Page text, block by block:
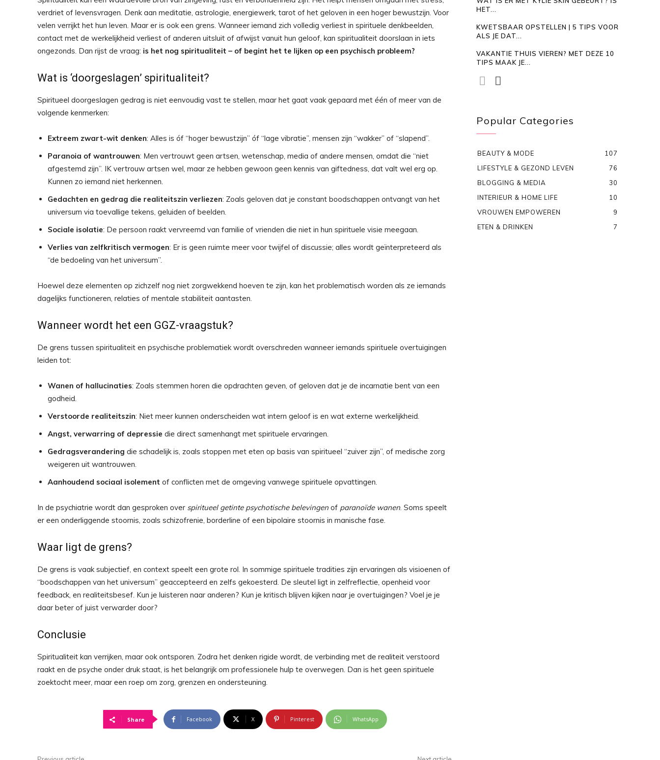
verdriet of levensvragen. Denk aan meditatie, astrologie, energiewerk, tarot of het geloven in een hoger bewustzijn. Voor
velen verrijkt het hun leven. Maar er is ook een grens. Wanneer iemand zich volledig verliest in spirituele denkbeelden,
contact met de werkelijkheid verliest of anderen uitsluit of afwijst vanuit hun geloof, kan spiritualiteit doorslaan in iets
ongezonds. Dan rijst de vraag: is het nog spiritualiteit – of begint het te lijken op een psychisch probleem?
Wat is ‘doorgeslagen’ spiritualiteit?
Spiritueel doorgeslagen gedrag is niet eenvoudig vast te stellen, maar het gaat vaak gepaard met één of meer van de
volgende kenmerken:
Extreem zwart-wit denken: Alles is óf “hoger bewustzijn” óf “lage vibratie”, mensen zijn “wakker” of “slapend”.
Paranoia of wantrouwen: Men vertrouwt geen artsen, wetenschap, media of andere mensen, omdat die “niet
afgestemd zijn”. IK vertrouw artsen wel, maar ze hebben gewoon geen kennis van giftedness, dat valt wel erg op.
Kunnen zo iemand niet herkennen.
Gedachten en gedrag die realiteitszin verliezen: Zoals geloven dat je constant boodschappen ontvangt van het
universum via toevallige tekens, geluiden of beelden.
Sociale isolatie: De persoon raakt vervreemd van familie of vrienden die niet in hun spirituele visie meegaan.
Verlies van zelfkritisch vermogen: Er is geen ruimte meer voor twijfel of discussie; alles wordt geïnterpreteerd als
“de bedoeling van het universum”.
Hoewel deze elementen op zichzelf nog niet zorgwekkend hoeven te zijn, kan het problematisch worden als ze iemands
dagelijks functioneren, relaties of mentale stabiliteit aantasten.
Wanneer wordt het een GGZ-vraagstuk?
De grens tussen spiritualiteit en psychische problematiek wordt overschreden wanneer iemands spirituele overtuigingen
leiden tot:
Wanen of hallucinaties: Zoals stemmen horen die opdrachten geven, of geloven dat je de incarnatie bent van een
godheid.
Verstoorde realiteitszin: Niet meer kunnen onderscheiden wat intern geloof is en wat externe werkelijkheid.
Angst, verwarring of depressie die direct samenhangt met spirituele ervaringen.
Gedragsverandering die schadelijk is, zoals stoppen met eten op basis van spiritueel “zuiver zijn”, of medische zorg
weigeren uit wantrouwen.
Aanhoudend sociaal isolement of conflicten met de omgeving vanwege spirituele opvattingen.
In de psychiatrie wordt dan gesproken over spiritueel getinte psychotische belevingen of paranoïde wanen. Soms speelt
er een onderliggende stoornis, zoals schizofrenie, borderline of een bipolaire stoornis in manische fase.
Waar ligt de grens?
De grens is vaak subjectief, en context speelt een grote rol. In sommige spirituele tradities zijn ervaringen als visioenen of
“boodschappen van het universum” geaccepteerd en zelfs gekoesterd. De sleutel ligt in zelfreflectie, openheid voor
feedback, en realiteitsbesef. Kun je luisteren naar anderen? Kun je kritisch blijven kijken naar je overtuigingen? Voel je je
daar beter of juist verwarder door?
Conclusie
Spiritualiteit kan verrijken, maar ook ontsporen. Zodra het denken rigide wordt, de verbinding met de realiteit verstoord
raakt en de psyche onder druk staat, is het belangrijk om professionele hulp te overwegen. Dan is het geen spirituele
zoektocht meer, maar een roep om zorg, grenzen en ondersteuning.
Share Facebook X Pinterest WhatsApp
HET...
KWETSBAAR OPSTELLEN | 5 TIPS VOOR
ALS JE DAT...
VAKANTIE THUIS VIEREN? MET DEZE 10
TIPS MAAK JE...
Popular Categories
BEAUTY & MODE
107
LIFESTYLE & GEZOND LEVEN
76
BLOGGING & MEDIA
30
INTERIEUR & HOME LIFE
10
VROUWEN EMPOWEREN
9
ETEN & DRINKEN
7